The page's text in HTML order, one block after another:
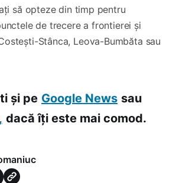
să opteze din timp pentru
de trecere a frontierei și
Stânca, Leova-Bumbăta sau
și pe Google News sau
dacă îți este mai comod.